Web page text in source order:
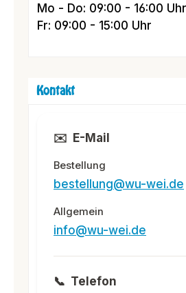
Mo - Do: 09:00 - 16:00 Uhr
Fr: 09:00 - 15:00 Uhr
Kontakt
✉️ E-Mail
Bestellung
bestellung@wu-wei.de
Allgemein
info@wu-wei.de
📞 Telefon